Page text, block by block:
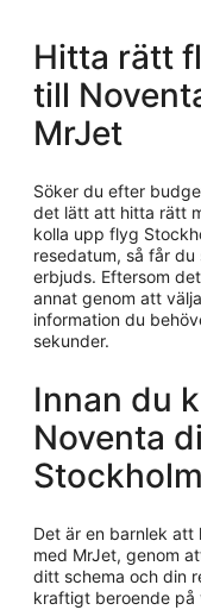
Hitta rätt
till
MrJet
Söker du efter
det lätt att hitta rätt
kolla upp flyg
resedatum, så får
erbjuds. Eftersom
annat genom att
information du
sekunder.
Innan du
Noventa
Stockholm
Det är en barnlek
med MrJet, genom
ditt schema och din
kraftigt beroende